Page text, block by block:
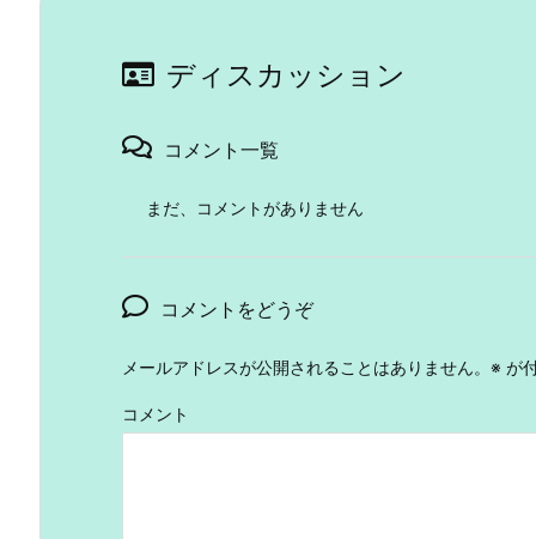
ディスカッション
コメント一覧
まだ、コメントがありません
コメントをどうぞ
メールアドレスが公開されることはありません。 ※ が
コメント